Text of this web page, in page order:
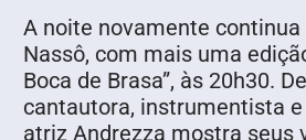
A noite novamente continua
Nassô, com mais uma
Boca de Brasa”, às 20h30.
cantautora, instrumentista e
atriz Andrezza mostra seus